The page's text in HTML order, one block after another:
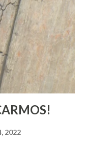
a gente
2022